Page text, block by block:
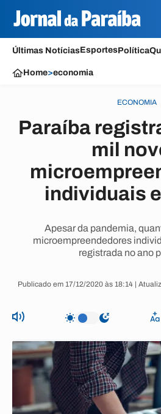
Últimas NotíciasEsportesPolítica
Home>economia
ECONOMIA
Paraíba
mil
individuais
Apesar da pandemia,
microempreendedores
registrada no ano
Publicado em 17/12/2020 às 18:14 |